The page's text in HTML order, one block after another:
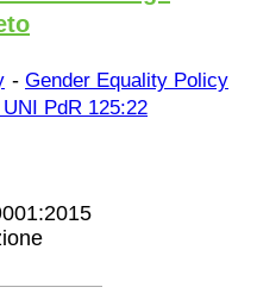
- Gender Equality Policy
PdR 125:22